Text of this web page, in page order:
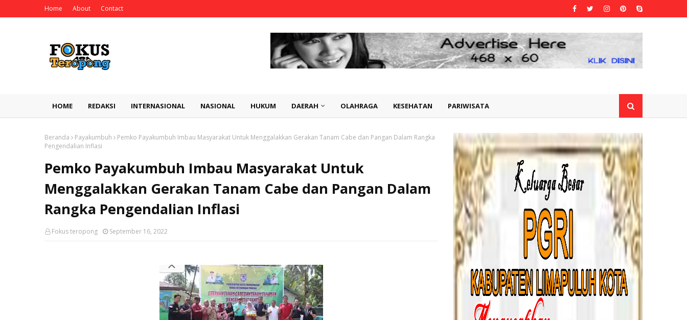
Home About Contact
HOME REDAKSI INTERNASIONAL NASIONAL HUKUM DAERAH OLAHRAGA KESEHATAN PARIWISATA
Beranda Payakumbuh
Pemko Payakumbuh Imbau Masyarakat Untuk Menggalakkan Gerakan Tanam Cabe dan Pangan Dalam Rangka
Pengendalian Inflasi
Pemko Payakumbuh Imbau Masyarakat Untuk
Menggalakkan Gerakan Tanam Cabe dan Pangan Dalam
Rangka Pengendalian Inflasi
Fokus teropong September 16, 2022